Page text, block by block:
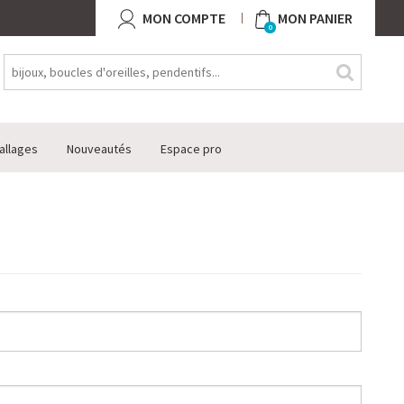
MON COMPTE 0 MON PANIER
Nouveautés Espace pro